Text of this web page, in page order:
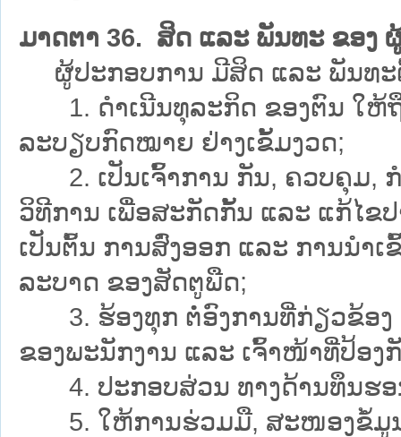
ມາດຕາ 36. ສິດ ແລະ ພັນທະ ຂອງ
ຜູ້ປະກອບການ ມີສິດ ແລະ ພັນທະ
1. ດຳເນີນທຸລະກິດ ຂອງຕົນ ໃຫ້ຖື
ລະບຽບກົດໝາຍ ຢ່າງເຂັ້ມງວດ;
2. ເປັນເຈົ້າການ ກັນ, ຄວບຄຸມ,
ວິທີການ ເພື່ອສະກັດກັ້ນ ແລະ ແກ້ໄຂ
ເປັນຕົ້ນ ການສົ່ງອອກ ແລະ ການນຳ
ລະບາດ ຂອງສັດຕູພືດ;
3. ຮ້ອງທຸກ ຕໍ່ອົງການທີ່ກ່ຽວຂ້ອງ
ຂອງພະນັກງານ ແລະ ເຈົ້າໜ້າທີ່ປ້ອງ
4. ປະກອບສ່ວນ ທາງດ້ານທຶນຮອ
5. ໃຫ້ການຮ່ວມມື, ສະໜອງຂໍ້ມູນ